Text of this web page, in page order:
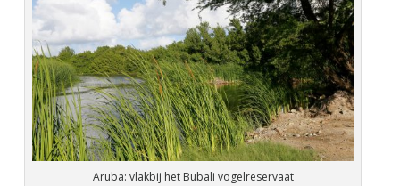
Aruba: vlakbij het Bubali vogelreservaat